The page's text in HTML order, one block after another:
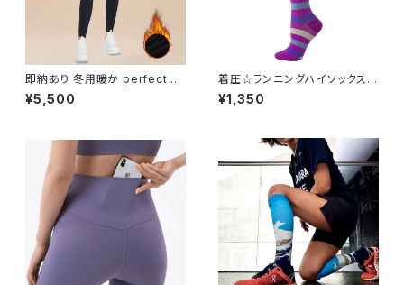
即納あり 冬用暖か perfect fit
バックポケット付 ウォームタイツ
¥5,500
着圧☆ランニングハイソックス b
ordpup K22
¥1,350